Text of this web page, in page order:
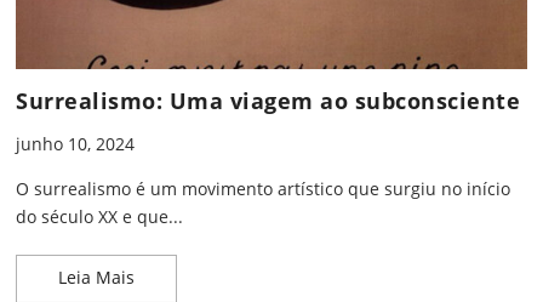
Surrealismo: Uma viagem ao subconsciente
junho 10, 2024
O surrealismo é um movimento artístico que surgiu no início
do século XX e que...
Leia Mais